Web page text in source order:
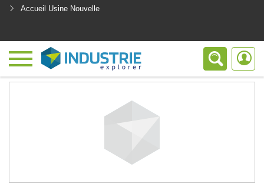
Accueil Usine Nouvelle